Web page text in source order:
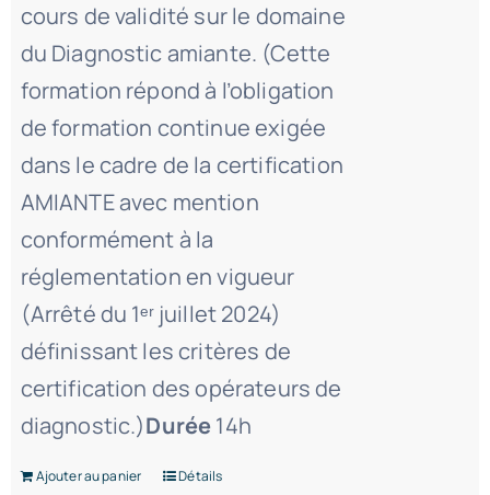
cours de validité sur le domaine
du Diagnostic amiante. (Cette
formation répond à l’obligation
de formation continue exigée
dans le cadre de la certification
AMIANTE avec mention
conformément à la
réglementation en vigueur
(Arrêté du 1ᵉʳ juillet 2024)
définissant les critères de
certification des opérateurs de
diagnostic.)Durée14h
Ajouter au panier Détails